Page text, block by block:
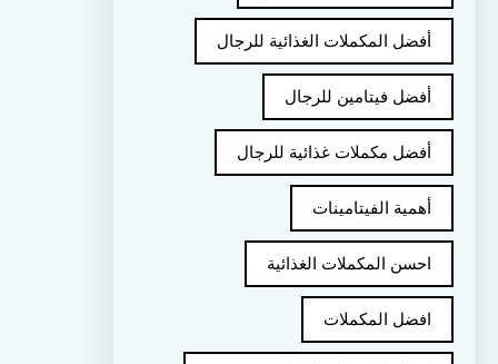
أفضل المكملات الغذائية للرجال
أفضل فيتامين للرجال
أفضل مكملات غذائية للرجال
أهمية الفيتامينات
احسن المكملات الغذائية
افضل المكملات